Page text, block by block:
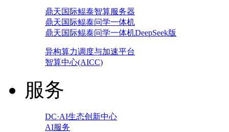
鼎天国际鲲泰智算服务器
鼎天国际鲲泰问学一体机
鼎天国际鲲泰问学一体机DeepSeek版
异构算力调度与加速平台
智算中心(AICC)
服务
DC·AI生态创新中心
AI服务